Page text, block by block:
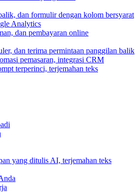
dan formulir dengan kolom bersyarat
Analytics
dan pembayaran online
dan terima permintaan panggilan balik
pemasaran, integrasi CRM
terperinci, terjemahan teks
yang ditulis AI, terjemahan teks